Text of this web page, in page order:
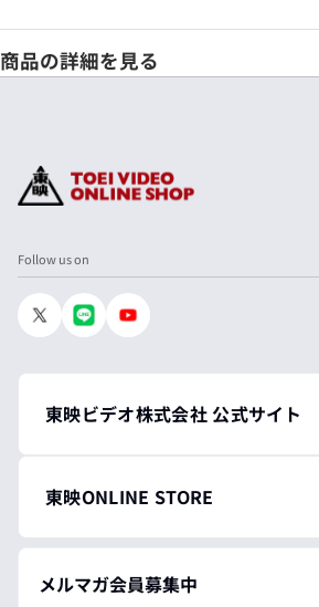
商品の詳細を見る
Follow us on
東映ビデオ株式会社 公式サイト
東映ONLINE STORE
メルマガ会員募集中